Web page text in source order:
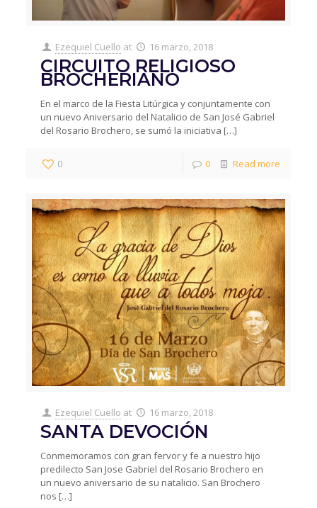
Ezequiel Cuello at 16 marzo, 2018
CIRCUITO RELIGIOSO
BROCHERIANO
En el marco de la Fiesta Litúrgica y conjuntamente con
un nuevo Aniversario del Natalicio de San José Gabriel
del Rosario Brochero, se sumó la iniciativa […]
0 0 Read more
Ezequiel Cuello at 16 marzo, 2018
SANTA DEVOCIÓN
Conmemoramos con gran fervor y fe a nuestro hijo
predilecto San Jose Gabriel del Rosario Brochero en
un nuevo aniversario de su natalicio. San Brochero
nos […]